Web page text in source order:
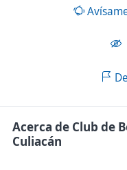
Acerca de Club de
Culiacán